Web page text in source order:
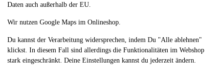
74. HÜHNERBRUSTFILET IN
STREIFEN MIT MANGOSOSSE
Daten auch außerhalb der EU.
Wir nutzen Google Maps im Onlineshop.
Du kannst der Verarbeitung widersprechen, indem Du "Alle ablehnen"
klickst. In diesem Fall sind allerdings die Funktionalitäten im Webshop
stark eingeschränkt. Deine Einstellungen kannst du jederzeit ändern.